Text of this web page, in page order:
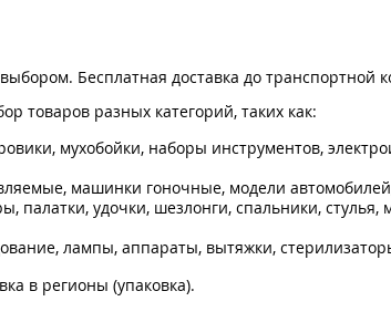
Бесплатная доставка до транспортной
товаров разных категорий, таких как:
мухобойки, наборы инструментов,
машинки гоночные, модели
палатки, удочки, шезлонги, спальники,
лампы, аппараты, вытяжки,
в регионы (упаковка).